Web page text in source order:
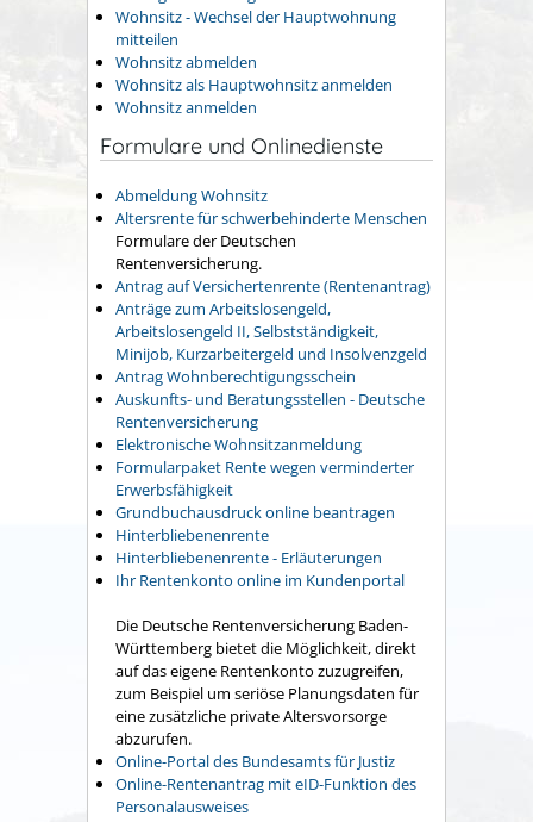
Wohnsitz - Wechsel der Hauptwohnung
mitteilen
Wohnsitz abmelden
Wohnsitz als Hauptwohnsitz anmelden
Wohnsitz anmelden
Formulare und Onlinedienste
Abmeldung Wohnsitz
Altersrente für schwerbehinderte Menschen
Formulare der Deutschen
Rentenversicherung.
Antrag auf Versichertenrente (Rentenantrag)
Anträge zum Arbeitslosengeld,
Arbeitslosengeld II, Selbstständigkeit,
Minijob, Kurzarbeitergeld und Insolvenzgeld
Antrag Wohnberechtigungsschein
Auskunfts- und Beratungsstellen - Deutsche
Rentenversicherung
Elektronische Wohnsitzanmeldung
Formularpaket Rente wegen verminderter
Erwerbsfähigkeit
Grundbuchausdruck online beantragen
Hinterbliebenenrente
Hinterbliebenenrente - Erläuterungen
Ihr Rentenkonto online im Kundenportal
Die Deutsche Rentenversicherung Baden-
Württemberg bietet die Möglichkeit, direkt
auf das eigene Rentenkonto zuzugreifen,
zum Beispiel um seriöse Planungsdaten für
eine zusätzliche private Altersvorsorge
abzurufen.
Online-Portal des Bundesamts für Justiz
Online-Rentenantrag mit eID-Funktion des
Personalausweises